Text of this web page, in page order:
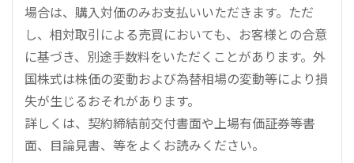
場合は、購入対価のみお支払いいただきます。ただ
し、相対取引による売買においても、お客様との合意
に基づき、別途手数料をいただくことがあります。外
国株式は株価の変動および為替相場の変動等により損
失が生じるおそれがあります。
詳しくは、契約締結前交付書面や上場有価証券等書
面、目論見書、等をよくお読みください。